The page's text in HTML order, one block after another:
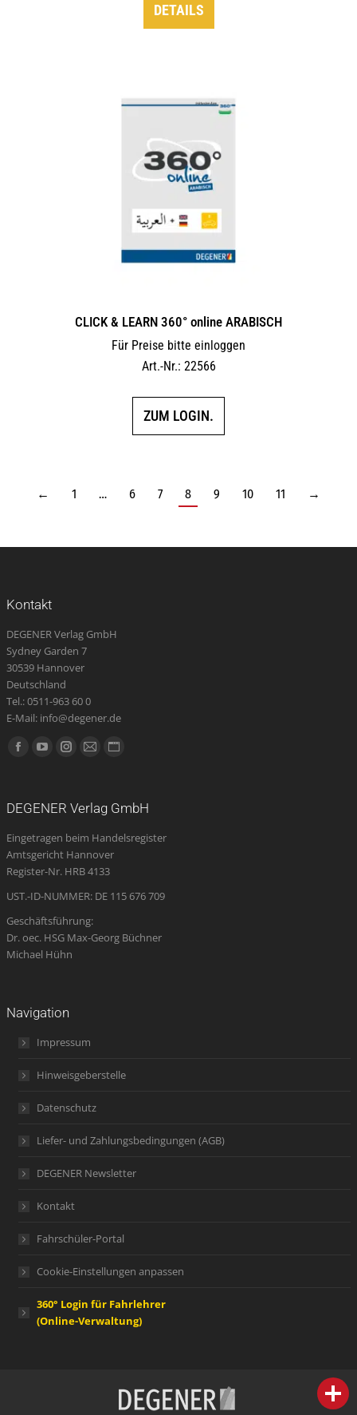
DETAILS
CLICK & LEARN 360° online ARABISCH
Für Preise bitte einloggen
Art.-Nr.: 22566
ZUM LOGIN.
← 1 … 6 7 8 9 10 11 →
Kontakt
DEGENER Verlag GmbH
Sydney Garden 7
30539 Hannover
Deutschland
Tel.: 0511-963 60 0
E-Mail: info@degener.de
Finden Sie uns auf:
Facebook
new
window
YouTube
new
window
Instagram
new
window
E-
opens
in
new
Website
new
DEGENER Verlag GmbH
Eingetragen beim Handelsregister
Amtsgericht Hannover
Register-Nr. HRB 4133
UST.-ID-NUMMER: DE 115 676 709
Geschäftsführung:
Dr. oec. HSG Max-Georg Büchner
Michael Hühn
Navigation
Impressum
Hinweisgeberstelle
Datenschutz
Liefer- und Zahlungsbedingungen (AGB)
DEGENER Newsletter
Kontakt
Fahrschüler-Portal
Cookie-Einstellungen anpassen
360° Login für Fahrlehrer
(Online-Verwaltung)
person IHR FACHBERATER